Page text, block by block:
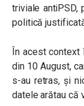
triviale antiPSD,
politică
În acest context
din 10 August,
s-au retras, și
datele arătau că